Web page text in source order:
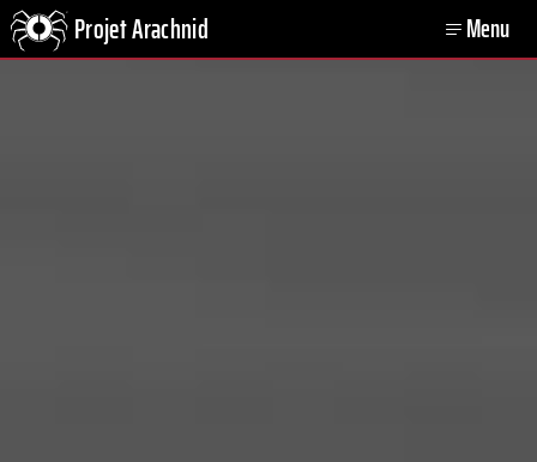
Projet Arachnid OpenMenu